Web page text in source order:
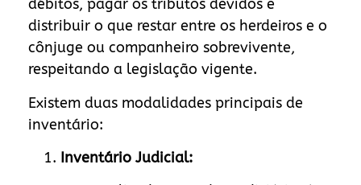
débitos, pagar os tributos devidos e
distribuir o que restar entre os herdeiros e o
cônjuge ou companheiro sobrevivente,
respeitando a legislação vigente.
Existem duas modalidades principais de
inventário:
Inventário Judicial: